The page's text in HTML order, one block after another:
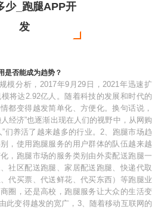
少_跑腿APP开
发
是否能成为趋势？
模分析，2017年9月29日，2021年迅速扩
将达2.92亿人。随着科技的发展和时代的
都变得越发简单化、方便化。换句话说，
经济”也逐渐出现在人们的视野中，从网购
们养活了越来越多的行业。2、跑腿市场趋
，使用跑腿服务的用户群体的队伍越来越
，跑腿市场的服务类别由外卖配送跑腿一
社区配送跑腿、家居配送跑腿、快递代取
代买票、代送鲜花、代买东西）等跑腿业
圈，还是高校，跑腿服务让大众的生活变
此变得越发的宽广，3、随着移动互联网的